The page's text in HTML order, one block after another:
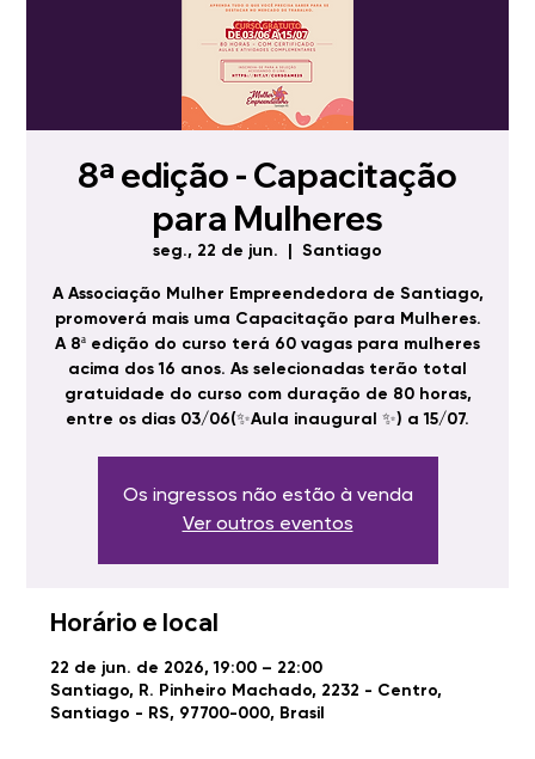
8ª edição - Capacitação
para Mulheres
seg., 22 de jun. Santiago
A Associação Mulher Empreendedora de Santiago,
promoverá mais uma Capacitação para Mulheres.
A 8ª edição do curso terá 60 vagas para mulheres
acima dos 16 anos. As selecionadas terão total
gratuidade do curso com duração de 80 horas,
entre os dias 03/06(✨Aula inaugural ✨) a 15/07.
Os ingressos não estão à venda
Ver outros eventos
Horário e local
22 de jun. de 2026, 19:00 – 22:00
Santiago, R. Pinheiro Machado, 2232 - Centro,
Santiago - RS, 97700-000, Brasil